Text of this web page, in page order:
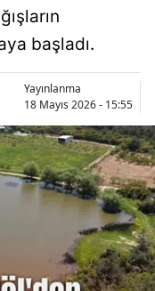
başladı.
Yayınlanma
18 Mayıs 2026 - 15:55